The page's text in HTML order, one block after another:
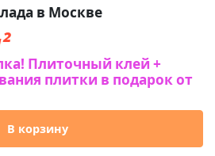
в Москве
Плиточный клей +
плитки в подарок от
В корзину